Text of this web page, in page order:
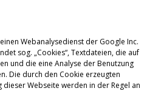
Webanalysedienst der Google Inc.
sog. „Cookies“, Textdateien, die auf
und die eine Analyse der Benutzung
Die durch den Cookie erzeugten
Webseite werden in der Regel an